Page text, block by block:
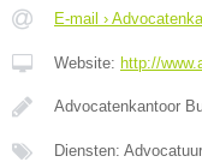
E-mail ›
Website: http://
Advocatenkantoor
Diensten: